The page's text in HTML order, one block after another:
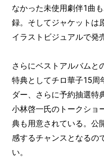
なかった未使用劇伴1曲
録。そしてジャケットは
イラストビジュアルで発
さらにベストアルバムと
特典としてチロ華子15周
ダー、さらに予約抽選特
小林啓一氏のトークショ
典も用意されている。公
感するチャンスとなるの
い。